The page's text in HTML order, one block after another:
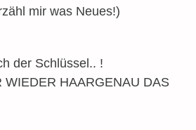
mir was Neues!)
der Schlüssel.. !
WIEDER HAARGENAU DAS